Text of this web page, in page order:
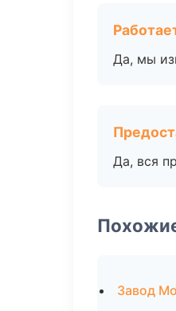
Да, мы
Да, вся
Завод